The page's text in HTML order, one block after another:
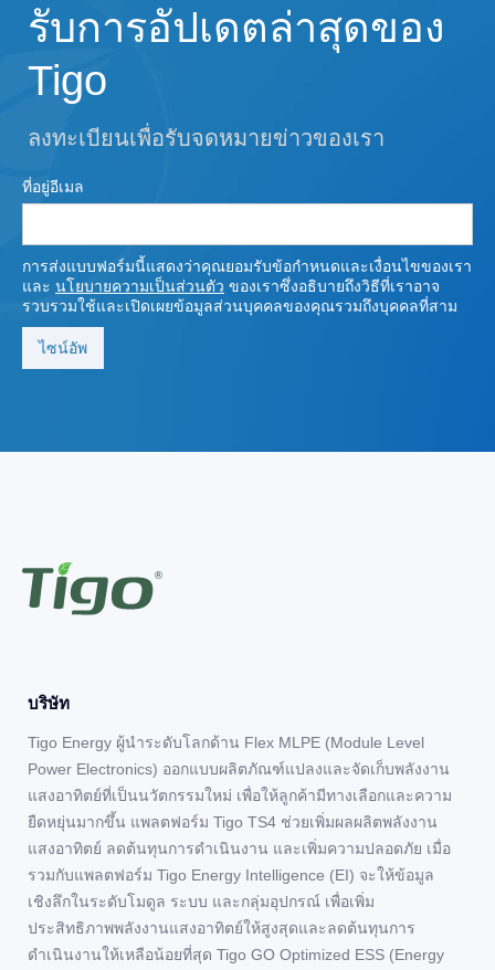
รับการอัปเดตล่าสุดของ
Tigo
ลงทะเบียนเพื่อรับจดหมายข่าวของเรา
ที่อยู่อีเมล
การส่งแบบฟอร์มนี้แสดงว่าคุณยอมรับข้อกําหนดและเงื่อนไขของเรา
และ นโยบายความเป็นส่วนตัว ของเราซึ่งอธิบายถึงวิธีที่เราอาจ
รวบรวมใช้และเปิดเผยข้อมูลส่วนบุคคลของคุณรวมถึงบุคคลที่สาม
บริษัท
Tigo Energy ผู้นำระดับโลกด้าน Flex MLPE (Module Level
Power Electronics) ออกแบบผลิตภัณฑ์แปลงและจัดเก็บพลังงาน
แสงอาทิตย์ที่เป็นนวัตกรรมใหม่ เพื่อให้ลูกค้ามีทางเลือกและความ
ยืดหยุ่นมากขึ้น แพลตฟอร์ม Tigo TS4 ช่วยเพิ่มผลผลิตพลังงาน
แสงอาทิตย์ ลดต้นทุนการดำเนินงาน และเพิ่มความปลอดภัย เมื่อ
รวมกับแพลตฟอร์ม Tigo Energy Intelligence (EI) จะให้ข้อมูล
เชิงลึกในระดับโมดูล ระบบ และกลุ่มอุปกรณ์ เพื่อเพิ่ม
ประสิทธิภาพพลังงานแสงอาทิตย์ให้สูงสุดและลดต้นทุนการ
ดำเนินงานให้เหลือน้อยที่สุด Tigo GO Optimized ESS (Energy